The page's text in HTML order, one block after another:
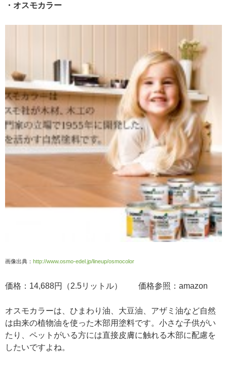
・オスモカラー
画像出典： http://www.osmo-edel.jp/lineup/osmocolor
価格：14,688円（2.5リットル） 価格参照：amazon
オスモカラーは、ひまわり油、大豆油、アザミ油など自然
は由来の植物油を使った木部用塗料です。小さな子供がい
たり、ペットがいる方には直接皮膚に触れる木部に配慮を
したいですよね。